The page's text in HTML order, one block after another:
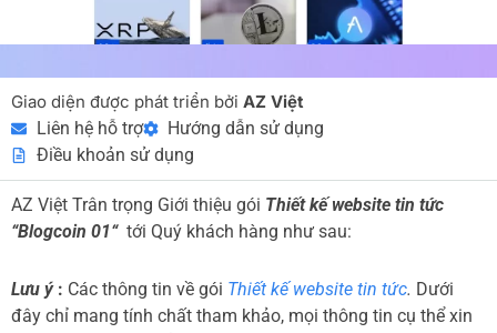
Giao diện được phát triển bởi AZ Việt
Liên hệ hỗ trợ
Hướng dẫn sử dụng
Điều khoản sử dụng
AZ Việt Trân trọng Giới thiệu gói Thiết kế website tin tức
“Blogcoin 01“ tới Quý khách hàng như sau:
Lưu ý: Các thông tin về gói Thiết kế website tin tức. Dưới
đây chỉ mang tính chất tham khảo, mọi thông tin cụ thể xin